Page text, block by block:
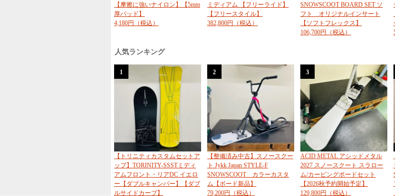
【摩擦に強いナイロン】【5mm
厚パッド】
4,180円（税込）
ミディアム 【フリーライド】
【フリースタイル】
382,800円（税込）
SNOWSCOOT BOARD SET ソ
フト オリジナルインサート
【ソフトフレックス】
106,700円（税込）
人気ランキング
1
【トリニティカスタムセットア
ップ】TORINITY-SSSTミディ
アムフロント・リアDC イエロ
ー【ダブルキャンバー】【ダブ
ルサイドカーブ】
2
【整備済み中古】スノースクー
ト Jykk Japan STYLE-F
SNOWSCOOT カラーカスタ
ム【ボード新品】
79,200円（税込）
3
ACID METAL アシッドメタル
2027 スノースクート スラロー
ム/カービングボードセット
【2026秋予約開始予定】
129,800円（税込）